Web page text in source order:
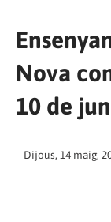
Nova
10 de
Dijous, 14 maig,